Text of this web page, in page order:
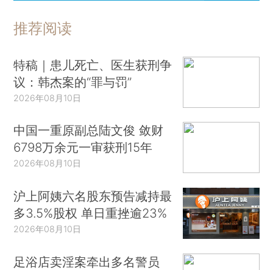
推荐阅读
特稿｜患儿死亡、医生获刑争
议：韩杰案的“罪与罚”
2026年08月10日
中国一重原副总陆文俊 敛财
6798万余元一审获刑15年
2026年08月10日
沪上阿姨六名股东预告减持最
多3.5%股权 单日重挫逾23%
2026年08月10日
足浴店卖淫案牵出多名警员